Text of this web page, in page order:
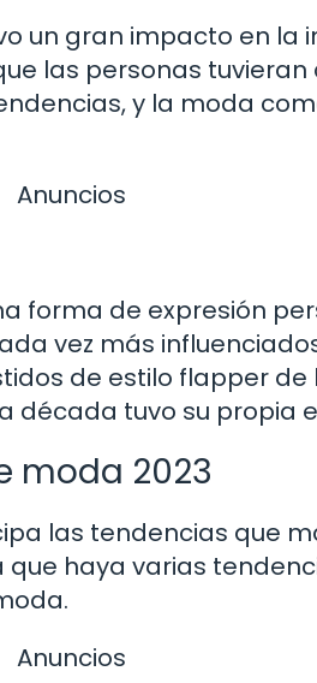
un gran impacto en la
las personas
y la moda
Anuncios
forma de expresión
vez más
de estilo flapper de
década tuvo su propia
moda 2023
las tendencias que
que haya varias
Anuncios